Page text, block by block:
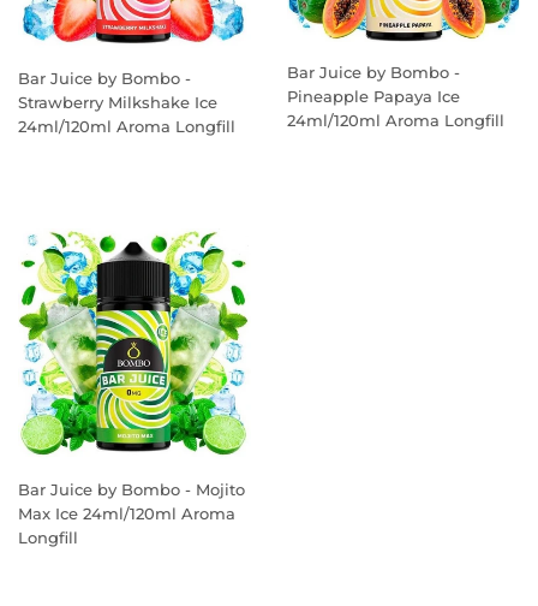
Bar Juice by Bombo -
Strawberry Milkshake Ice
24ml/120ml Aroma Longfill
Bar Juice by Bombo -
Pineapple Papaya Ice
24ml/120ml Aroma Longfill
Bar Juice by Bombo - Mojito
Max Ice 24ml/120ml Aroma
Longfill